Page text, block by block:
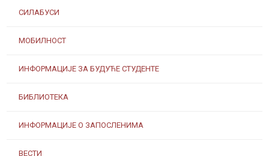
СИЛАБУСИ
МОБИЛНОСТ
ИНФОРМАЦИЈЕ ЗА БУДУЋЕ СТУДЕНТЕ
БИБЛИОТЕКА
ИНФОРМАЦИЈЕ О ЗАПОСЛЕНИМА
ВЕСТИ